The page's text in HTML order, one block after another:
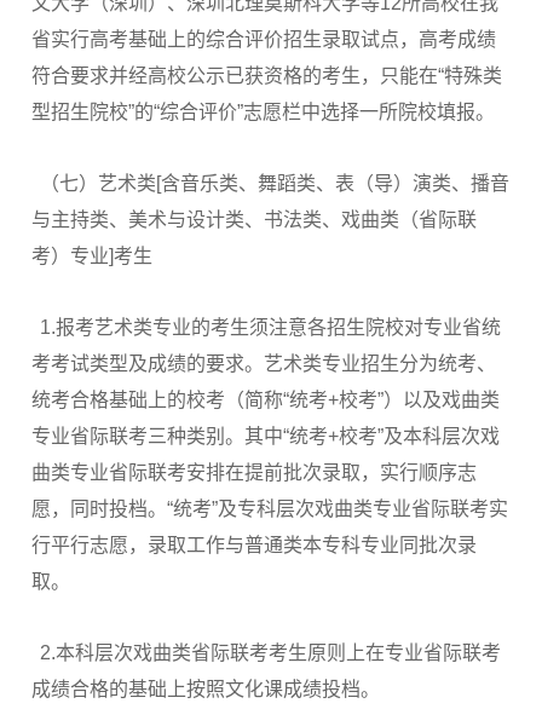
省实行高考基础上的综合评价招生录取试点，高考成绩
符合要求并经高校公示已获资格的考生，只能在“特殊类
型招生院校”的“综合评价”志愿栏中选择一所院校填报。
（七）艺术类[含音乐类、舞蹈类、表（导）演类、播音
与主持类、美术与设计类、书法类、戏曲类（省际联
考）专业]考生
1.报考艺术类专业的考生须注意各招生院校对专业省统
考考试类型及成绩的要求。艺术类专业招生分为统考、
统考合格基础上的校考（简称“统考+校考”）以及戏曲类
专业省际联考三种类别。其中“统考+校考”及本科层次戏
曲类专业省际联考安排在提前批次录取，实行顺序志
愿，同时投档。“统考”及专科层次戏曲类专业省际联考实
行平行志愿，录取工作与普通类本专科专业同批次录
取。
2.本科层次戏曲类省际联考考生原则上在专业省际联考
成绩合格的基础上按照文化课成绩投档。